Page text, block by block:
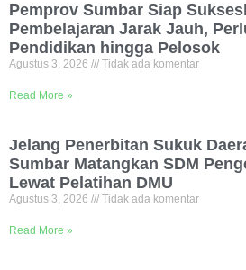
Pemprov Sumbar Siap
Pembelajaran Jarak Jauh,
Pendidikan hingga Pelosok
Agustus 3, 2026 Tidak ada komentar
Read More »
Jelang Penerbitan Sukuk
Sumbar Matangkan SDM
Lewat Pelatihan DMU
Agustus 3, 2026 Tidak ada komentar
Read More »